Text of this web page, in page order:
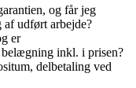
og får jeg
udført arbejde?
er
inkl. i prisen?
delbetaling ved